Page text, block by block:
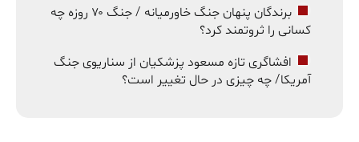
برندگان پنهان جنگ خاورمیانه / جنگ ۷۰ روزه چه
کسانی را ثروتمند کرد؟
افشاگری تازه مسعود پزشکیان از سناریوی جنگ
آمریکا/ چه چیزی در حال تغییر است؟